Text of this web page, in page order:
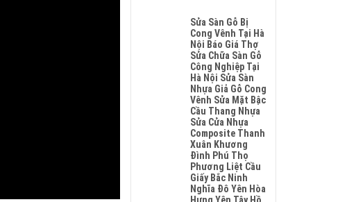
Có
Bình
Luận
Ở
Sửa
Chữa
Sàn
Gỗ
Bị
Phồng
Tại
Hà
Nội
Báo
Giá
Thợ
Sửa
Sửa Sàn Gỗ Bị
Cong Vênh Tại Hà
Nội Báo Giá Thợ
Sửa Chữa Sàn Gỗ
Công Nghiệp Tại
Hà Nội Sửa Sàn
Nhựa Giả Gỗ Cong
Vênh Sửa Mặt Bậc
Cầu Thang Nhựa
Sửa Cửa Nhựa
Composite Thanh
Xuân Khương
Đình Phú Thọ
Phương Liệt Cầu
Giấy Bắc Ninh
Nghĩa Đô Yên Hòa